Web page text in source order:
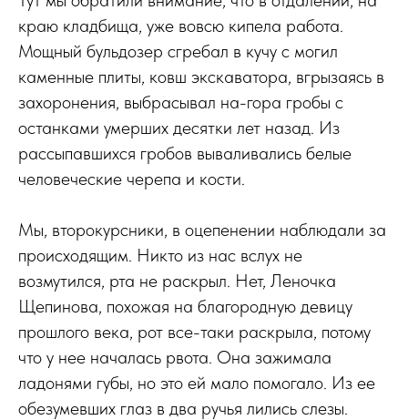
краю кладбища, уже вовсю кипела работа.
Мощный бульдозер сгребал в кучу с могил
каменные плиты, ковш экскаватора, вгрызаясь в
захоронения, выбрасывал на-гора гробы с
останками умерших десятки лет назад. Из
рассыпавшихся гробов вываливались белые
человеческие черепа и кости.
Мы, второкурсники, в оцепенении наблюдали за
происходящим. Никто из нас вслух не
возмутился, рта не раскрыл. Нет, Леночка
Щепинова, похожая на благородную девицу
прошлого века, рот все-таки раскрыла, потому
что у нее началась рвота. Она зажимала
ладонями губы, но это ей мало помогало. Из ее
обезумевших глаз в два ручья лились слезы.